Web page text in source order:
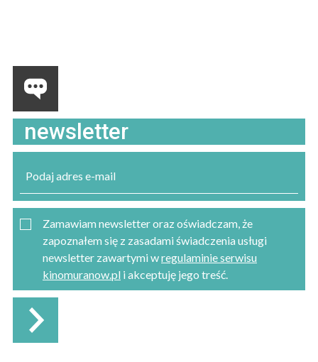
newsletter
Zamawiam newsletter oraz oświadczam, że
zapoznałem się z zasadami świadczenia usługi
newsletter zawartymi wregulaminie serwisu
kinomuranow.pl i akceptuję jego treść.